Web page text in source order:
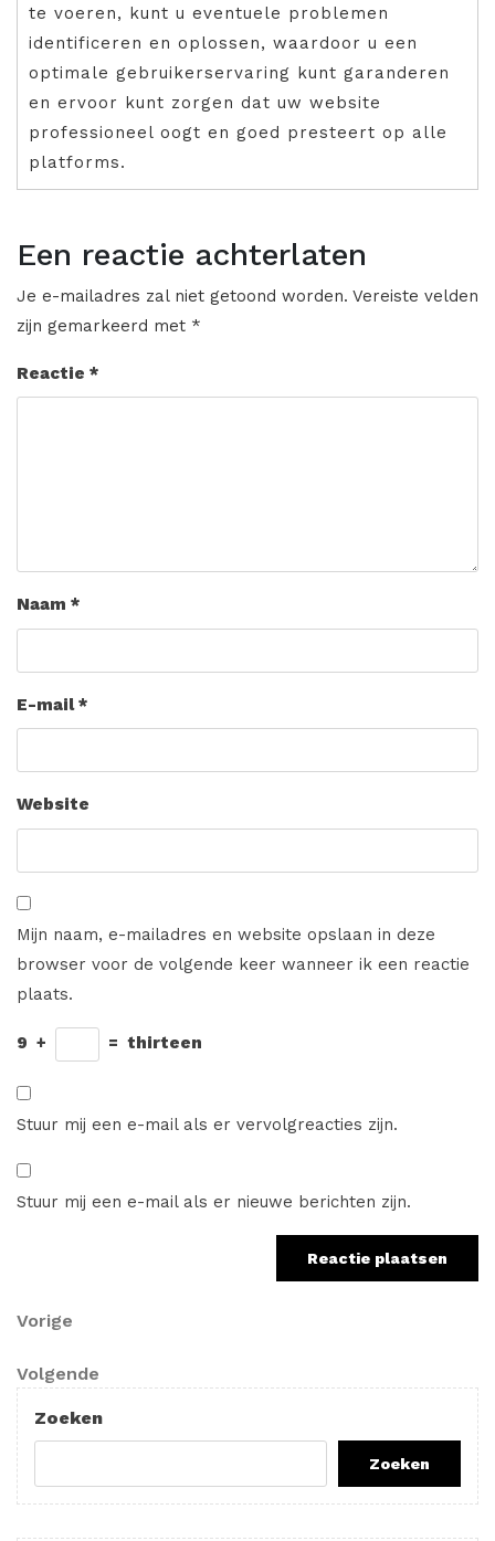
te voeren, kunt u eventuele problemen
identificeren en oplossen, waardoor u een
optimale gebruikerservaring kunt garanderen
en ervoor kunt zorgen dat uw website
professioneel oogt en goed presteert op alle
platforms.
Een reactie achterlaten
Je e-mailadres zal niet getoond worden. Vereiste velden
zijn gemarkeerd met *
Reactie *
Naam *
E-mail*
Website
Mijn naam, e-mailadres en website opslaan in deze
browser voor de volgende keer wanneer ik een reactie
plaats.
9 + = thirteen
Stuur mij een e-mail als er vervolgreacties zijn.
Stuur mij een e-mail als er nieuwe berichten zijn.
Berichtnavigatie
Vorig
Vorige
Volgend
bericht
Volgende
Zoeken
Zoeken